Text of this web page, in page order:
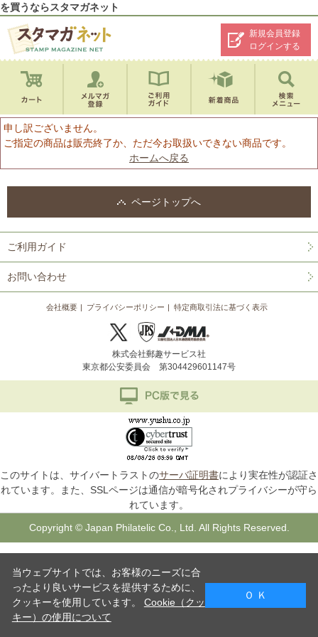
を買うならスタマガネット
新規会員登録
ログインする
申し訳ございません。
ご指定の商品は販売終了か、ただ今お取扱いできない商品です。
ホームへ戻る
ページトップへ
ご利用ガイド
お問い合わせ
会社概要 プライバシーポリシー 特定商取引法に基づく表示
株式会社郵趣サービス社
東京都公安委員会 第304429601147号
このサイトは、サイバートラストのサーバ証明書により実在性が認証さ
れています。また、SSLページは通信が暗号化されプライバシーが守ら
れています。
Copyright © Japan Philatelic Co., Ltd. All Rights Reserved.
当ウェブサイトでは、お客様のニーズに合
ったより良いサービスを提供するために、
クッキーを使用しています。 Cookie（クッ
キー）の使用について
Ｏ Ｋ